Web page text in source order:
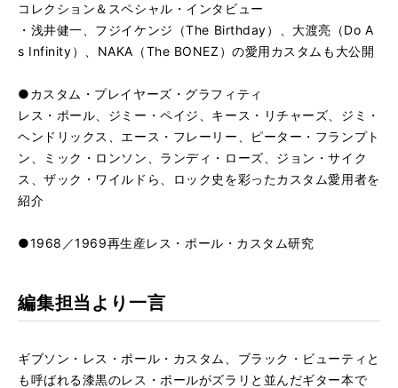
コレクション＆スペシャル・インタビュー
・浅井健一、フジイケンジ（The Birthday）、大渡亮（Do A
s Infinity）、NAKA（The BONEZ）の愛用カスタムも大公開
●カスタム・プレイヤーズ・グラフィティ
レス・ポール、ジミー・ペイジ、キース・リチャーズ、ジミ・
ヘンドリックス、エース・フレーリー、ピーター・フランプト
ン、ミック・ロンソン、ランディ・ローズ、ジョン・サイク
ス、ザック・ワイルドら、ロック史を彩ったカスタム愛用者を
紹介
●1968／1969再生産レス・ポール・カスタム研究
編集担当より一言
ギブソン・レス・ポール・カスタム、ブラック・ビューティと
も呼ばれる漆黒のレス・ポールがズラリと並んだギター本で